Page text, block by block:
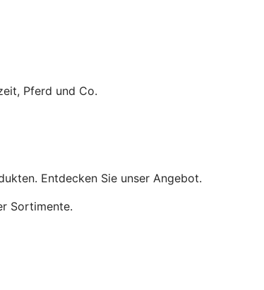
Pferd und Co.
Entdecken Sie unser Angebot.
Sortimente.